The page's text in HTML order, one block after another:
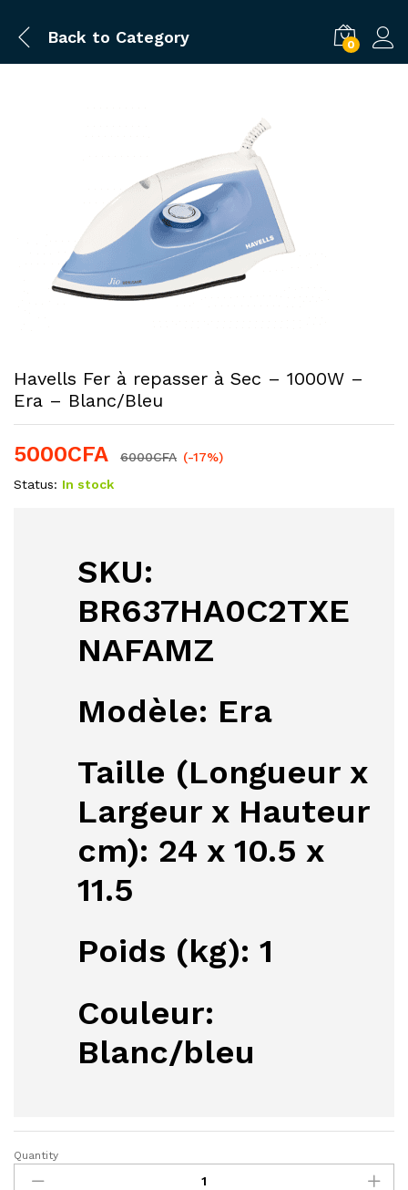
Back to Category 0
Havells Fer à repasser à Sec – 1000W –
Era – Blanc/Bleu
5000CFA 6000CFA (-17%)
Status: In stock
SKU:
BR637HA0C2TXE
NAFAMZ
Modèle: Era
Taille (Longueur x
Largeur x Hauteur
cm): 24 x 10.5 x
11.5
Poids (kg): 1
Couleur:
Blanc/bleu
Havells
Quantity